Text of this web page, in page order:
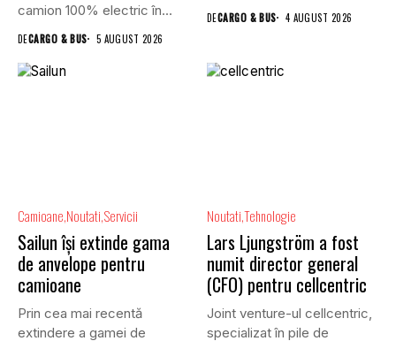
camion 100% electric în...
DECARGO & BUS 5 AUGUST 2026
DECARGO & BUS 4 AUGUST 2026
Camioane Noutati Servicii
Sailun își extinde gama
de anvelope pentru
camioane
Prin cea mai recentă
extindere a gamei de
NoutatiTehnologie
Lars Ljungström a fost
numit director general
(CFO) pentru cellcentric
Joint venture-ul cellcentric,
specializat în pile de